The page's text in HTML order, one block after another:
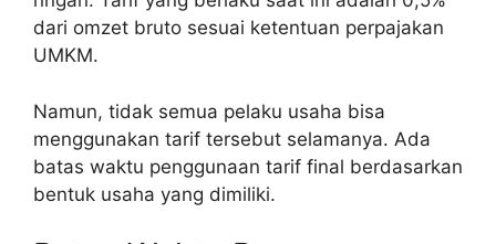
dari omzet bruto sesuai ketentuan perpajakan
UMKM.
Namun, tidak semua pelaku usaha bisa
menggunakan tarif tersebut selamanya. Ada
batas waktu penggunaan tarif final berdasarkan
bentuk usaha yang dimiliki.